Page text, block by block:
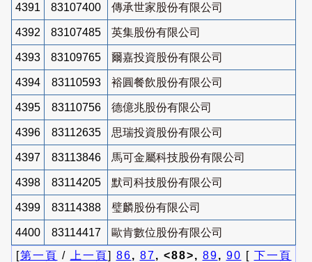
4391 83107400 傳承世家股份有限公司
4392 83107485 英集股份有限公司
4393 83109765 爾嘉投資股份有限公司
4394 83110593 裕圓餐飲股份有限公司
4395 83110756 德億兆股份有限公司
4396 83112635 思瑞投資股份有限公司
4397 83113846 馬可金屬科技股份有限公司
4398 83114205 默司科技股份有限公司
4399 83114388 璧麟股份有限公司
4400 83114417
歐肯數位股份有限公司
[第一頁 / 上一頁] 86, 87, <88>, 89, 90 [ 下一頁